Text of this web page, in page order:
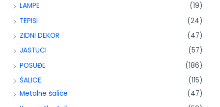
LAMPE
(19)
TEPISI
(24)
ZIDNI DEKOR
(47)
JASTUCI
(57)
POSUĐE
(186)
ŠALICE
(115)
Metalne šalice
(47)